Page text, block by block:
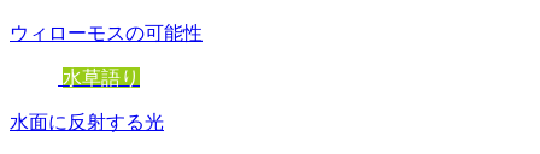
ウィローモスの可能性
水草語り
水面に反射する光